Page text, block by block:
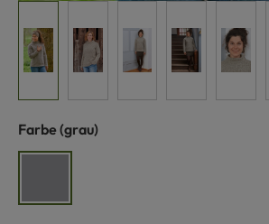
Farbe auswählen
(grau)